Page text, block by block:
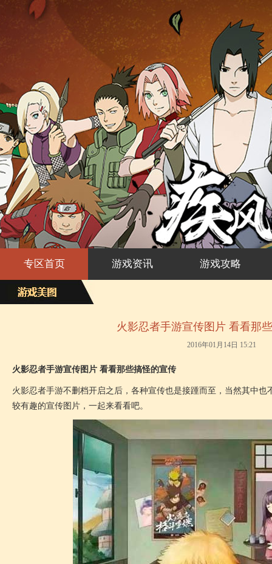
专区首页 游戏资讯 游戏攻略
火影忍者手游宣传图片 看看那
2016年01月14日 15:21
火影忍者手游宣传图片 看看那些搞怪的宣传
火影忍者手游不删档开启之后，各种宣传也是接踵而至，当然其中
较有趣的宣传图片，一起来看看吧。